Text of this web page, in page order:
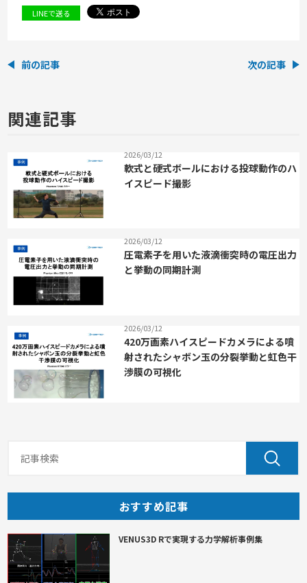
LINEで送る
前の記事 次の記事
関連記事
2026/03/12
軟式と硬式ボールにおける投球動作のハ
イスピード撮影
2026/03/12
圧電素子を用いた液滴衝突時の電圧出力
と挙動の同期計測
2026/03/12
420万画素ハイスピードカメラによる噴
射されたシャボン玉の分裂挙動と虹色干
渉膜の可視化
おすすめ記事
VENUS3D Rで実現する力学解析事例集